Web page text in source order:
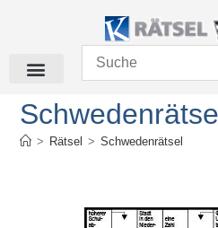
> Rätsel > Schwedenrätsel